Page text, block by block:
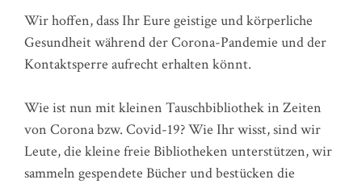
Wir hoffen, dass Ihr Eure geistige und körperliche
Gesundheit während der Corona-Pandemie und der
Kontaktsperre aufrecht erhalten könnt.
Wie ist nun mit kleinen Tauschbibliothek in Zeiten
von Corona bzw. Covid-19? Wie Ihr wisst, sind wir
Leute, die kleine freie Bibliotheken unterstützen, wir
sammeln gespendete Bücher und bestücken die